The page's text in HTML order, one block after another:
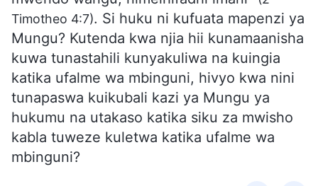
Timotheo 4:7). Si huku ni kufuata mapenzi ya
Mungu? Kutenda kwa njia hii kunamaanisha
kuwa tunastahili kunyakuliwa na kuingia
katika ufalme wa mbinguni, hivyo kwa nini
tunapaswa kuikubali kazi ya Mungu ya
hukumu na utakaso katika siku za mwisho
kabla tuweze kuletwa katika ufalme wa
mbinguni?